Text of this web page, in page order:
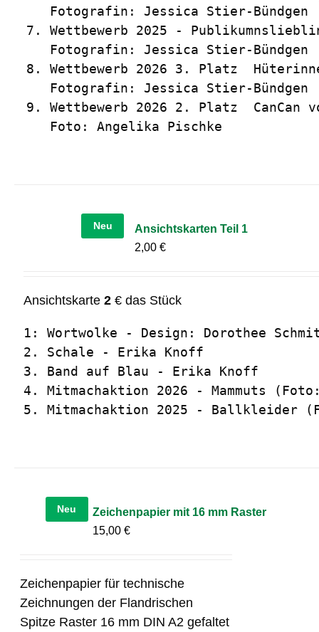
   Fotografin: Jessica Stier-Bündgen
7. Wettbewerb 2025 -
   Fotografin: Jessica Stier-Bündgen
8. Wettbewerb 2026 3. Platz
   Fotografin: Jessica Stier-Bündgen
9. Wettbewerb 2026 2. Platz  CanCan
   Foto: Angelika Pischke
Neu
Ansichtskarten Teil 1
2,00€
Ansichtskarte2€ das Stück
1: Wortwolke - Design: Dorothee
2. Schale - Erika Knoff
3. Band auf Blau - Erika Knoff
4. Mitmachaktion 2026 - Mammuts
5. Mitmachaktion 2025 - Ballkleider
Neu
Zeichenpapier mit 16 mm Raster
15,00€
Zeichenpapier für technische
Zeichnungen der Flandrischen
Spitze Raster 16 mm DIN A2 gefaltet